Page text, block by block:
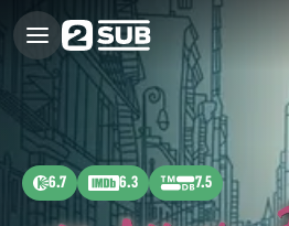
6.7 6.3 7.5